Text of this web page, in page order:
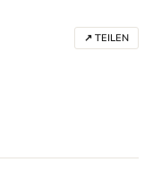
↗ TEILEN